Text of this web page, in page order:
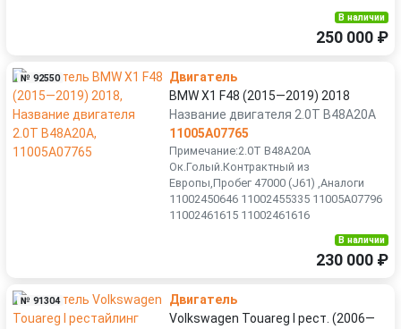
В наличии
250 000 ₽
№ 92550
Двигатель
BMW X1 F48 (2015—2019) 2018
Название двигателя 2.0T B48A20A
11005A07765
Примечание:2.0T B48A20A
Ок.Голый.Контрактный из
Европы,Пробег 47000 (J61) ,Аналоги
11002450646 11002455335 11005A07796
11002461615 11002461616
В наличии
230 000 ₽
№ 91304
Двигатель
Volkswagen Touareg I рест. (2006—